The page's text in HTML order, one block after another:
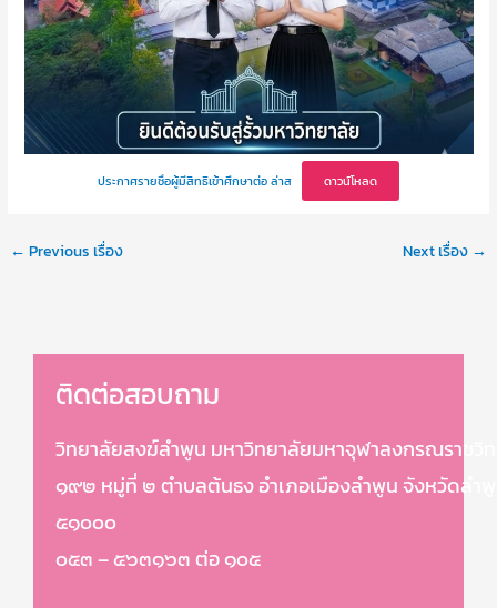
ประกาศรายชื่อผู้มีสิทธิเข้าศึกษาต่อ ล่าส ดาวน์โหลด
← Previous เรื่อง Next เรื่อง →
ติดต่อสอบถาม
วิทยาลัยสงฆ์ลำพูน มหาวิทยาลัยมหาจุฬาลงกรณราชวิ
๑๙๒ หมู่ที่ ๒ ตำบลต้นธง อำเภอเมืองลำพูน จังหวัดลำ
๕๑๐๐๐
๐๕๓ – ๕๖๓๑๖๓ ต่อ ๑๐๕